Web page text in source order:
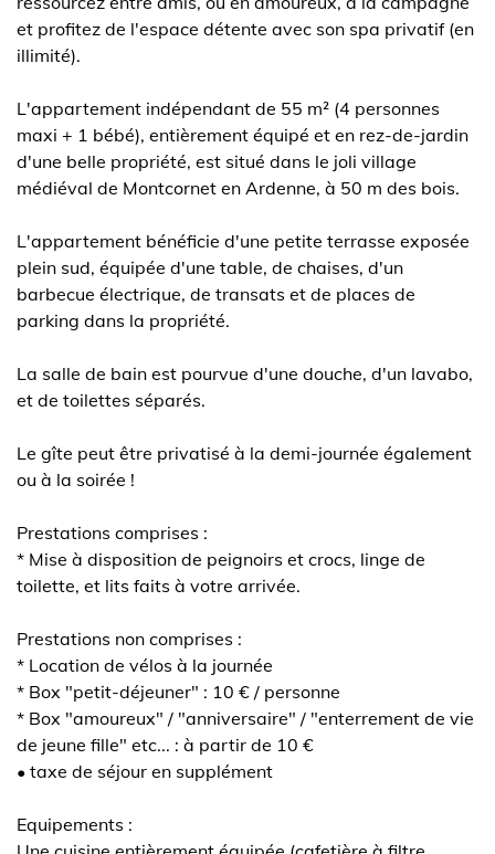
et profitez de l'espace détente avec son spa privatif (en
illimité).
L'appartement indépendant de 55 m² (4 personnes
maxi + 1 bébé), entièrement équipé et en rez-de-jardin
d'une belle propriété, est situé dans le joli village
médiéval de Montcornet en Ardenne, à 50 m des bois.
L'appartement bénéficie d'une petite terrasse exposée
plein sud, équipée d'une table, de chaises, d'un
barbecue électrique, de transats et de places de
parking dans la propriété.
La salle de bain est pourvue d'une douche, d'un lavabo,
et de toilettes séparés.
Le gîte peut être privatisé à la demi-journée également
ou à la soirée !
Prestations comprises :
* Mise à disposition de peignoirs et crocs, linge de
toilette, et lits faits à votre arrivée.
Prestations non comprises :
* Location de vélos à la journée
* Box "petit-déjeuner" : 10 € / personne
* Box "amoureux" / "anniversaire" / "enterrement de vie
de jeune fille" etc... : à partir de 10 €
• taxe de séjour en supplément
Equipements :